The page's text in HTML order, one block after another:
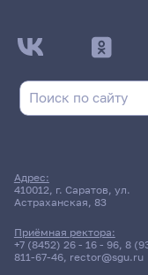
Адрес:
410012, г. Саратов, ул.
Астраханская, 83
Приёмная ректора:
+7 (8452) 26 - 16 - 96, 8
811-67-46, rector@sgu.ru